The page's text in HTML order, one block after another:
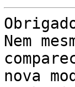
Nem
nova